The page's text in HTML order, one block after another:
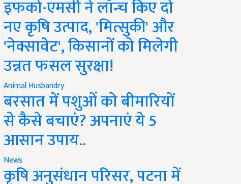
इफको-एमसी ने लॉन्च किए दो
नए कृषि उत्पाद, 'मित्सुकी' और
'नेक्सावेट', किसानों को मिलेगी
उन्नत फसल सुरक्षा!
Animal Husbandry
बरसात में पशुओं को बीमारियों
से कैसे बचाएं? अपनाएं ये 5
आसान उपाय..
News
कृषि अनुसंधान परिसर, पटना में